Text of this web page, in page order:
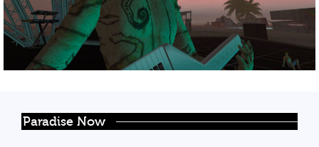
Paradise Now